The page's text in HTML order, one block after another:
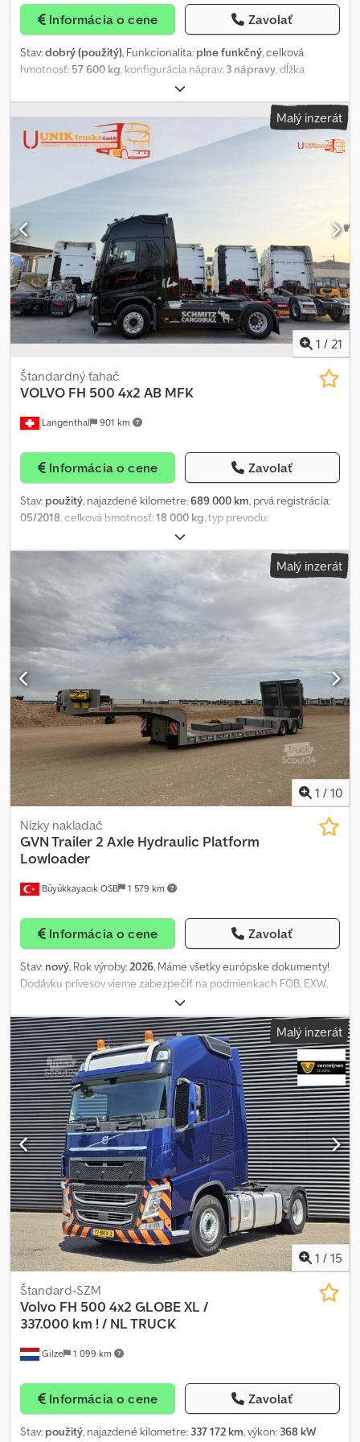
Informácia o cene Zavolať
Stav:dobrý (použitý), Funkcionalita: plne funkčný, celková
hmotnosť: 57 600 kg, konfigurácia náprav: 3 nápravy, dĺžka
, šírka ložného priestoru:
výška ložného priestoru:945 mm, farba:modrá, Rok výroby:2008,
Tieto hlboké podvozky máme k dispozícii 2 kusy. Výrobca:
Goldhofer Typ: STZ-VKL 3-34/80 A Rok výroby: 2008 Celková
hmotnosť: 54 000 kg Vlastná hmotnosť: 21 000 kg Užitočné
zaťaženie: 33 000 kg Celková dĺžka súpravy: 20 000 mm (max.
teleskopicky 24 200 mm) Nakladacia plocha (d x š): 7 300 mm x 2
750 mm (teleskopicky do 4 200 mm) Pneumatiky: 235/75 R 17,5
Extra: Predĺžovací nosník: 2x 6 000 mm Dodpfx Aexc U Nvjbfjkr
Malý inzerát
1 / 21
Langenthal 901 km
Štandardný ťahač
VOLVO FH 500 4x2 AB MFK
Informácia o cene Zavolať
Stav: použitý, najazdené kilometre:689 000 km, prvá registrácia:
05/2018, celková hmotnosť:18 000 kg, typ prevodu:
, emisná trieda:Euro 6
Malý inzerát
1 / 10
Büyükkayacık OSB 1 579 km
Nízky nakladač
GVN Trailer2 Axle Hydraulic Platform
Lowloader
Informácia o cene Zavolať
Stav: nový, Rok výroby:2026, Máme všetky európske dokumenty!
Dodávku prívesov vieme zabezpečiť na podmienkach FOB, EXW,
CPT, CFR alebo CIF. V prípade záujmu nás prosím kontaktujte; Pre
európske krajiny; Pre africké krajiny; Dkjdpfx Absqx Nd Refer
Malý inzerát
1 / 15
Gilze 1 099 km
Štandard-SZM
Volvo FH 500 4x2 GLOBE XL /
337.000 km ! / NL TRUCK
Informácia o cene Zavolať
Stav: použitý, najazdené kilometre: 337 172 km, výkon: 368 kW